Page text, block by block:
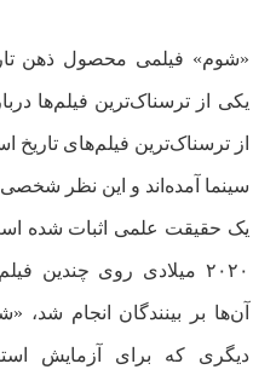
«شوم» فیلمی محصول ذهن
یکی از ترسناک‌ترین فیلم‌ها
از ترسناک‌ترین فیلم‌های
سینما آمده‌اند و این نظر
یک حقیقت علمی اثبات شده
۲۰۲۰ میلادی روی چندین
آن‌ها بر بینندگان انجام
دیگری که برای آزمایش